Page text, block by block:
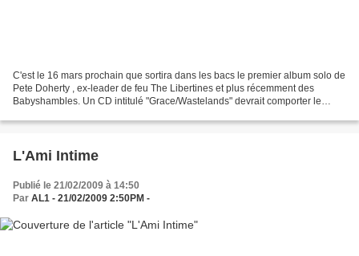
C'est le 16 mars prochain que sortira dans les bacs le premier album solo de
Pete Doherty , ex-leader de feu The Libertines et plus récemment des
Babyshambles. Un CD intitulé "Grace/Wastelands" devrait comporter le
L'Ami Intime
Publié le 21/02/2009 à 14:50
Par AL1 - 21/02/2009 2:50PM -